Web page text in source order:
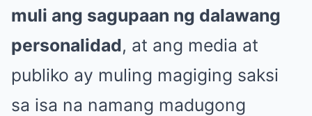
muli ang sagupaan ng dalawang
personalidad, at ang media at
publiko ay muling magiging saksi
sa isa na namang madugong